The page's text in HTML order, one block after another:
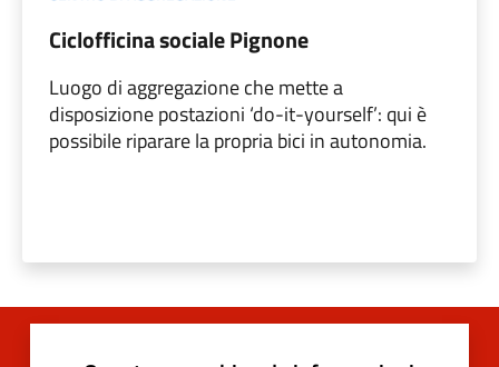
Ciclofficina sociale Pignone
Luogo di aggregazione che mette a
disposizione postazioni ‘do-it-yourself’: qui è
possibile riparare la propria bici in autonomia.